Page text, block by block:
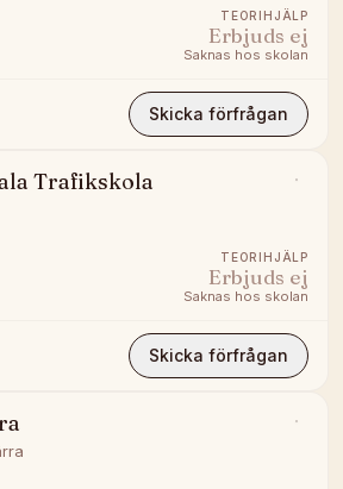
TEORIHJÄLP
Erbjuds ej
Saknas hos skolan
Skicka förfrågan
Trafikskola
TEORIHJÄLP
Erbjuds ej
Saknas hos skolan
Skicka förfrågan